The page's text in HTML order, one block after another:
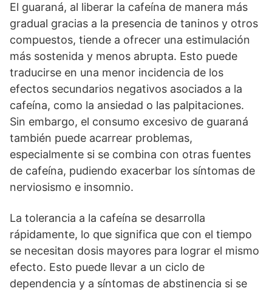
El guaraná, al liberar la cafeína de manera más
gradual gracias a la presencia de taninos y otros
compuestos, tiende a ofrecer una estimulación
más sostenida y menos abrupta. Esto puede
traducirse en una menor incidencia de los
efectos secundarios negativos asociados a la
cafeína, como la ansiedad o las palpitaciones.
Sin embargo, el consumo excesivo de guaraná
también puede acarrear problemas,
especialmente si se combina con otras fuentes
de cafeína, pudiendo exacerbar los síntomas de
nerviosismo e insomnio.
La tolerancia a la cafeína se desarrolla
rápidamente, lo que significa que con el tiempo
se necesitan dosis mayores para lograr el mismo
efecto. Esto puede llevar a un ciclo de
dependencia y a síntomas de abstinencia si se